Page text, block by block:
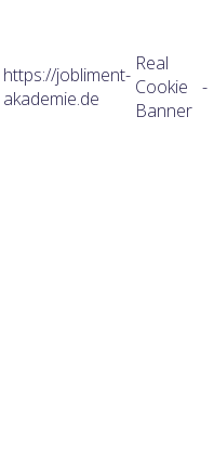
https://jobliment-
akademie.de
Real
Cookie
Banner
-